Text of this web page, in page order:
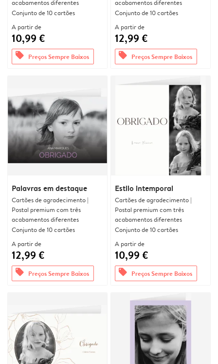
acabamentos diferentes
Conjunto de 10 cartões
A partir de
10,99 €
offers Preços Sempre Baixos
acabamentos diferentes
Conjunto de 10 cartões
A partir de
12,99 €
offers Preços Sempre Baixos
Palavras em destaque
Cartões de agradecimento |
Postal premium com três
acabamentos diferentes
Conjunto de 10 cartões
A partir de
12,99 €
offers Preços Sempre Baixos
Estilo intemporal
Cartões de agradecimento |
Postal premium com três
acabamentos diferentes
Conjunto de 10 cartões
A partir de
10,99 €
offers Preços Sempre Baixos